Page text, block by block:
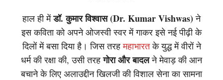
हाल ही मेंडॉ. कुमार विश्वास (Dr. Kumar Vishwas) ने
इस कविता को अपने ओजस्वी स्वर में गाकर इसे नई पीढ़ी के
दिलों में बसा दिया है। जिस तरहमहाभारतके युद्ध में वीरों ने
धर्म की रक्षा की, उसी तरहगोरा और बादलने मेवाड़ की आन
बचाने के लिए अलाउद्दीन खिलजी की विशाल सेना का सामना